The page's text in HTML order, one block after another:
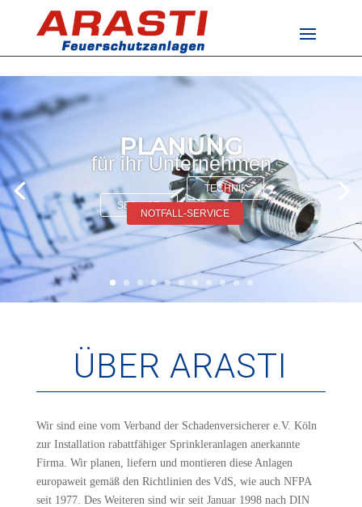
PLANUNG
für ihr Unternehmen
SERVICE
TECHNIK
NOTFALL-SERVICE
ÜBER ARASTI
Wir sind eine vom Verband der Schadenversicherer e.V. Köln
zur Installation rabattfähiger Sprinkleranlagen anerkannte
Firma. Wir planen, liefern und montieren diese Anlagen
europaweit gemäß den Richtlinien des VdS, wie auch NFPA
seit 1977. Des Weiteren sind wir seit Januar 1998 nach DIN